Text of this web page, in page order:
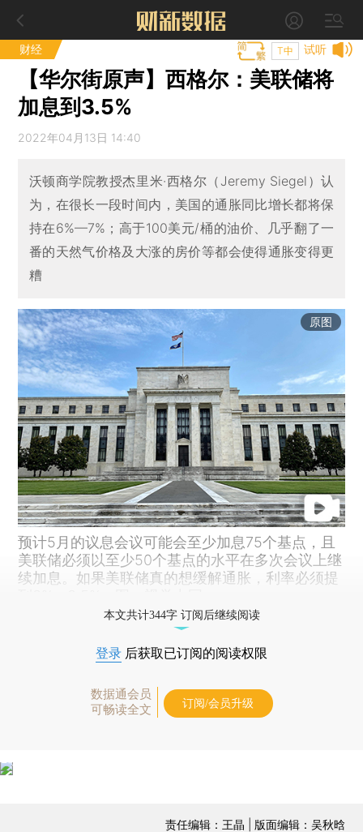
财经 试听
T中
【华尔街原声】西格尔：美联储将
加息到3.5%
2022年04月13日 14:40
沃顿商学院教授杰里米·西格尔（Jeremy Siegel）认
为，在很长一段时间内，美国的通胀同比增长都将保
持在6%—7%；高于100美元/桶的油价、几乎翻了一
番的天然气价格及大涨的房价等都会使得通胀变得更
糟
原图
预计5月的议息会议可能会至少加息75个基点，且
美联储必须以至少50个基点的水平在多次会议上继
续加息。如果美联储真的想缓解通胀，利率必须提
本文共计344字 订阅后继续阅读
登录 后获取已订阅的阅读权限
数据通会员
可畅读全文
订阅/会员升级
责任编辑：王晶 | 版面编辑：吴秋晗